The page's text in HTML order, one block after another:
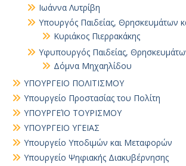
Ιωάννα Λυτρίβη
Υπουργός Παιδείας, Θρησκευμάτων
Κυριάκος Πιερρακάκης
Υφυπουργός Παιδείας,
Δόμνα Μηχαηλίδου
ΥΠΟΥΡΓΕΙΟ ΠΟΛΙΤΙΣΜΟΥ
Υπουργείο Προστασίας του Πολίτη
ΥΠΟΥΡΓΕΊΟ ΤΟΥΡΙΣΜΟΥ
ΥΠΟΥΡΓΕΙΟ ΥΓΕΙΑΣ
Υπουργείο Υποδιμών και Μεταφορών
Υπουργείο Ψηφιακής Διακυβέρνησης